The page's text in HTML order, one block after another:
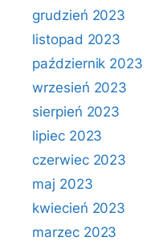
grudzień 2023
listopad 2023
październik 2023
wrzesień 2023
sierpień 2023
lipiec 2023
czerwiec 2023
maj 2023
kwiecień 2023
marzec 2023